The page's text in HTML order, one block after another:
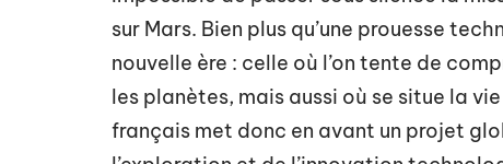
sur Mars. Bien plus qu’une prouesse
nouvelle ère : celle où l’on tente de
les planètes, mais aussi où se situe la
français met donc en avant un projet